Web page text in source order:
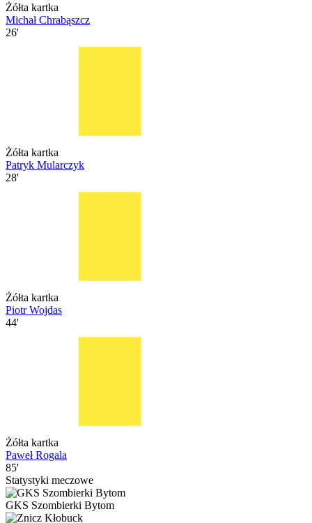
Żółta kartka
Michał Chrabąszcz
26'
Żółta kartka
Patryk Mularczyk
28'
Żółta kartka
Piotr Wojdas
44'
Żółta kartka
Paweł Rogala
85'
Statystyki meczowe
GKS Szombierki Bytom